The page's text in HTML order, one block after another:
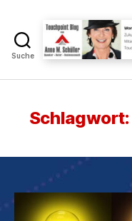
Suche
Schlagwort: